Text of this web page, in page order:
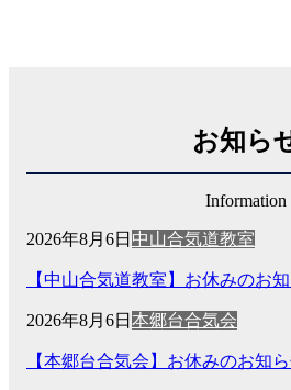
お知ら
Information
2026年8月6日 中山合気道教室
【中山合気道教室】お休みのお
2026年8月6日 本郷台合気会
【本郷台合気会】お休みのお知